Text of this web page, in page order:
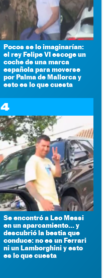
Pocos se lo imaginarían:
el rey Felipe VI escoge un
coche de una marca
española para moverse
por Palma de Mallorca y
esto es lo que cuesta
4
Se encontró a Leo Messi
en un aparcamiento... y
descubrió la bestia que
conduce: no es un Ferrari
ni un Lamborghini y esto
es lo que cuesta